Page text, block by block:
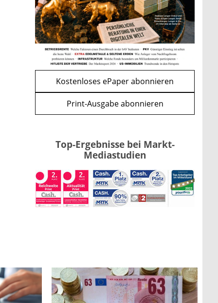
WEITERE ARTIKEL
zurückweiter
Kind möglich
mehr
Kostenloses ePaper abonnieren
Print-Ausgabe abonnieren
Top-Ergebnisse bei Markt-
Mediastudien